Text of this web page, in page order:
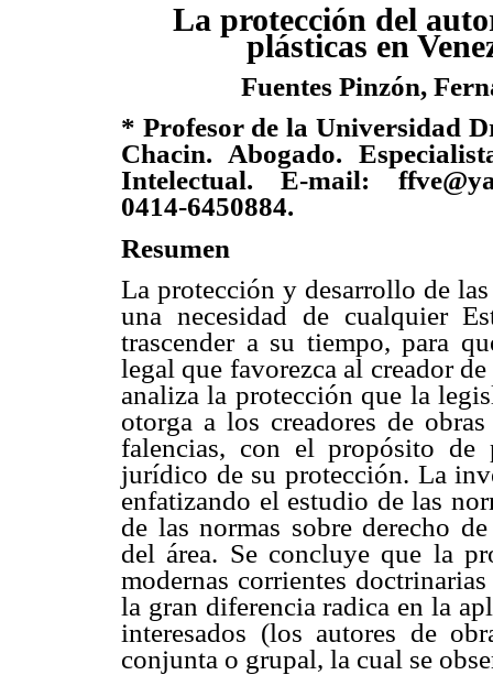
La protección del
plásticas en
Fuentes Pinzón,
* Profesor de la Universidad
Chacin. Abogado.
Intelectual. E-mail:
0414-6450884.
Resumen
La protección y desarrollo de las
una necesidad de cualquier
trascender a su tiempo, para
legal que favorezca al creador
analiza la protección que la
otorga a los creadores de
falencias, con el propósito
jurídico de su protección. La
enfatizando el estudio de las
de las normas sobre derecho
del área. Se concluye que la
modernas corrientes
la gran diferencia radica en la
interesados (los autores de
conjunta o grupal, la cual se